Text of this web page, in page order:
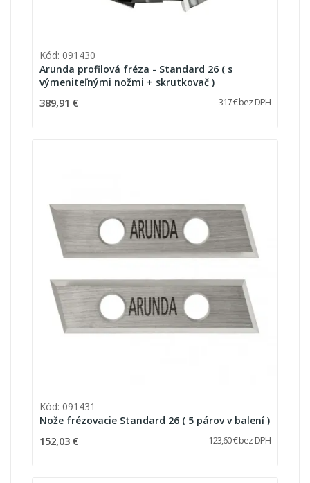
Kód: 091430
Arunda profilová fréza - Standard 26 ( s
výmeniteľnými nožmi + skrutkovač )
389,91 € 317 € bez DPH
Kód: 091431
Nože frézovacie Standard 26 ( 5 párov v balení )
152,03 € 123,60 € bez DPH